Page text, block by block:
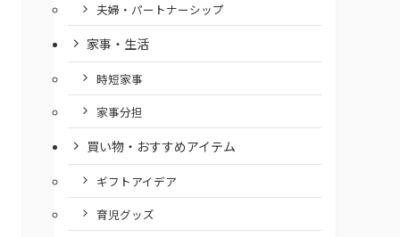
夫婦・パートナーシップ
家事・生活
時短家事
家事分担
買い物・おすすめアイテム
ギフトアイデア
育児グッズ